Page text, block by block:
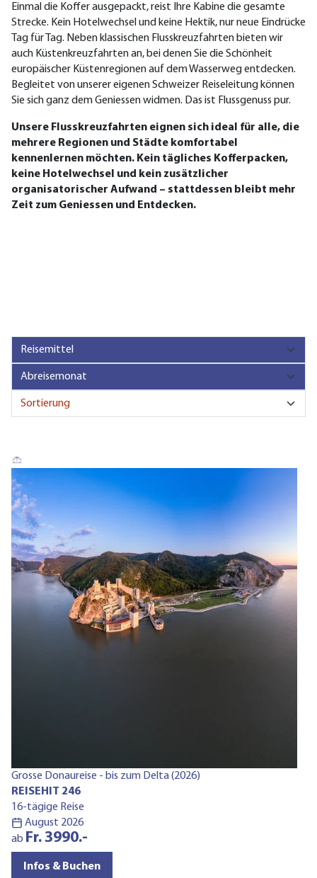
Einmal die Koffer ausgepackt, reist Ihre Kabine die gesamte
Strecke. Kein Hotelwechsel und keine Hektik, nur neue Eindrücke
Tag für Tag. Neben klassischen Flusskreuzfahrten bieten wir
auch Küstenkreuzfahrten an, bei denen Sie die Schönheit
europäischer Küstenregionen auf dem Wasserweg entdecken.
Begleitet von unserer eigenen Schweizer Reiseleitung können
Sie sich ganz dem Geniessen widmen. Das ist Flussgenuss pur.
Unsere Flusskreuzfahrten eignen sich ideal für alle, die
mehrere Regionen und Städte komfortabel
kennenlernen möchten. Kein tägliches Kofferpacken,
keine Hotelwechsel und kein zusätzlicher
organisatorischer Aufwand – stattdessen bleibt mehr
Zeit zum Geniessen und Entdecken.
Grosse Donaureise - bis zum Delta (2026)
REISEHIT 246
16-tägige Reise
August 2026
ab Fr. 3990.-
Infos & Buchen